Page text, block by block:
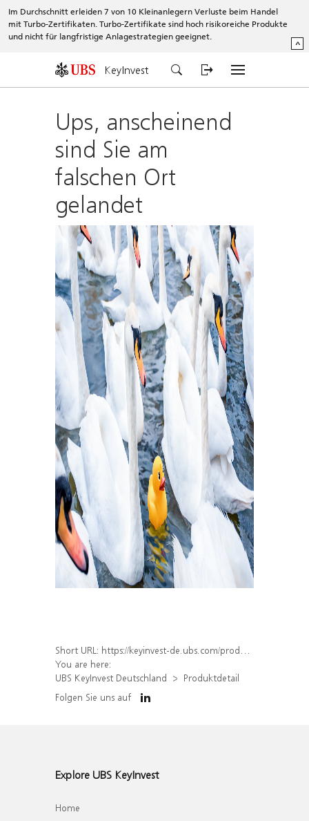
Im Durchschnitt erleiden 7 von 10 Kleinanlegern Verluste beim Handel
mit Turbo-Zertifikaten. Turbo-Zertifikate sind hoch risikoreiche Produkte
und nicht für langfristige Anlagestrategien geeignet.
^
KeyInvest
Ups, anscheinend
sind Sie am
falschen Ort
gelandet
Short URL: https://keyinvest-de.ubs.com/produkt/detail/index/isin/DE000WA7FMZ7
You are here:
UBS KeyInvest Deutschland
Produktdetail
Folgen Sie uns auf
Explore UBS KeyInvest
Home